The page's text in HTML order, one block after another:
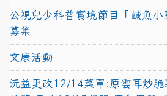
公視兒少科普實境節目「鹹魚
募集
文康活動
沅益更改12/14菜單:原雲耳炒脆